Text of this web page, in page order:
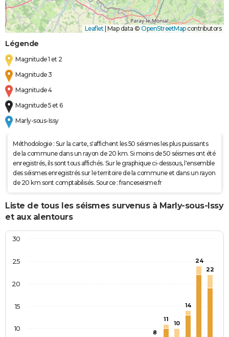
Leaflet Map data © OpenStreetMapcontributors
Légende
Magnitude 1 et 2
Magnitude 3
Magnitude 4
Magnitude 5 et 6
Marly-sous-Issy
Méthodologie : Sur la carte, s'affichent les 50 séismes les plus puissants
de la commune dans un rayon de 20 km. Si moins de 50 séismes ont été
enregistrés, ils sont tous affichés. Sur le graphique ci-dessous, l'ensemble
des séismes enregistrés sur le territoire de la commune et dans un rayon
de 20 km sont comptabilisés. Source : franceseisme.fr
Liste de tous les séismes survenus à Marly-sous-Issy
et aux alentours
8
11
10
14
24
22
10
15
20
25
30